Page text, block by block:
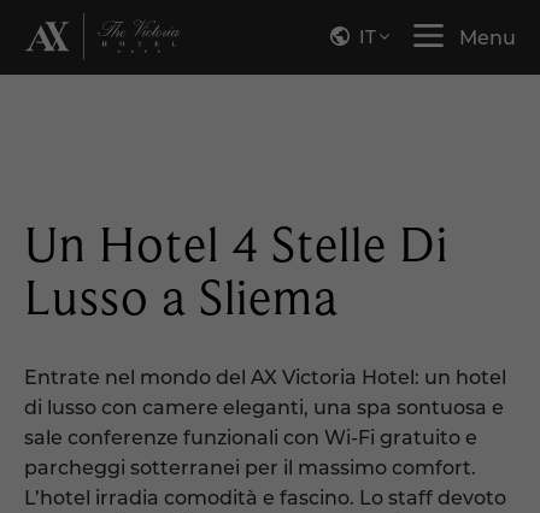
IT Menu
Un Hotel 4 Stelle Di
Lusso a Sliema
Entrate nel mondo del AX Victoria Hotel: un hotel
di lusso con camere eleganti, una spa sontuosa e
sale conferenze funzionali con Wi-Fi gratuito e
parcheggi sotterranei per il massimo comfort.
L’hotel irradia comodità e fascino. Lo staff devoto